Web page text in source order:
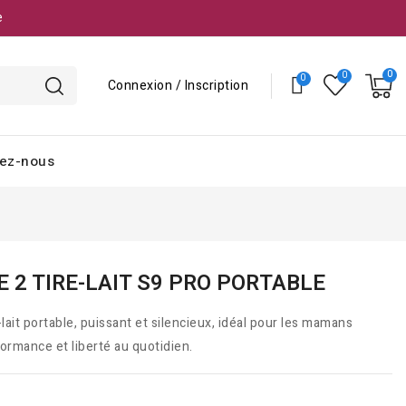
Connexion / Inscription
nous
2 TIRE-LAIT S9 PRO PORTABLE
portable, puissant et silencieux, idéal pour les mamans
et liberté au quotidien.